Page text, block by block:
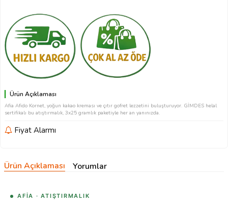
Ürün Açıklaması
Afia Afido Kornet, yoğun kakao kreması ve çıtır gofret lezzetini buluşturuyor. GİMDES helal
sertifikalı bu atıştırmalık, 3x25 gramlık paketiyle her an yanınızda.
Fiyat Alarmı
Ürün Açıklaması Yorumlar
AFIA · ATIŞTIRMALIK